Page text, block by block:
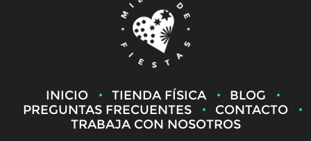
INICIO TIENDA FÍSICA
BLOG
PREGUNTAS FRECUENTES
CONTACTO
TRABAJA CON NOSOTROS